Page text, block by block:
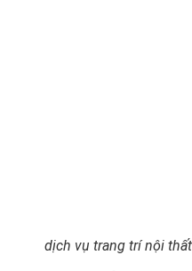
dịch vụ trang trí nội